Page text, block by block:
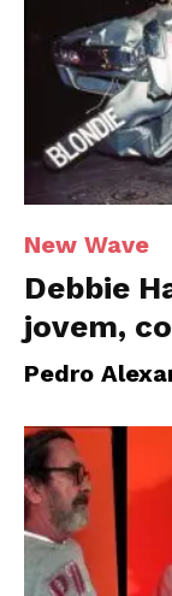
New Wave
Debbie
jovem,
Pedro